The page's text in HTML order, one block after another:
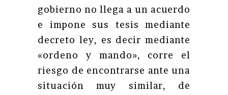
gobierno no llega a un acuerdo
e impone sus tesis mediante
decreto ley, es decir mediante
«ordeno y mando», corre el
riesgo de encontrarse ante una
situación muy similar, de